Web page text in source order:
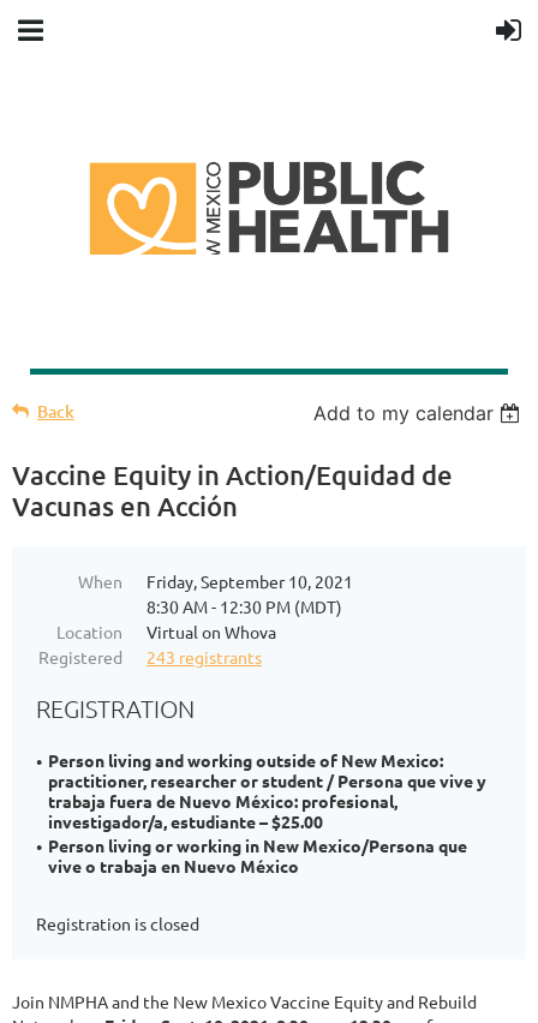
Back Add to my calendar
Vaccine Equity in Action/Equidad de
Vacunas en Acción
When
Friday, September 10, 2021
8:30 AM - 12:30 PM (MDT)
Location
Virtual on Whova
Registered
243 registrants
REGISTRATION
Person living and working outside of New Mexico:
practitioner, researcher or student / Persona que vive y
trabaja fuera de Nuevo México: profesional,
investigador/a, estudiante – $25.00
Person living or working in New Mexico/Persona que
vive o trabaja en Nuevo México
Registration is closed
Join NMPHA and the New Mexico Vaccine Equity and Rebuild